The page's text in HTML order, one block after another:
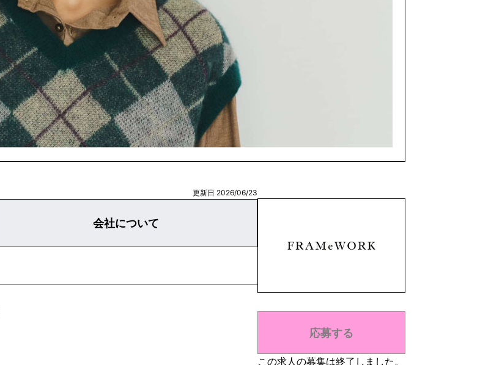
更新日 2026/06/23
会社について
応募する
この求人の募集は終了しました。